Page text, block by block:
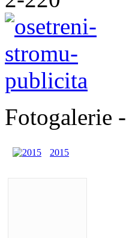
Fotogalerie
2015